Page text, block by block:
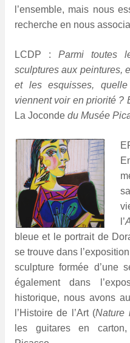
l’ensemble, mais nous
recherche en nous
LCDP : Parmi toutes
sculptures aux peintures,
et les esquisses,
viennent voir en priorité ?
La Joconde du Musée
l’
bleue et le portrait de
se trouve dans
sculpture formée d’une
également dans
historique, nous avons
l’Histoire de l’Art (Nature
les guitares en